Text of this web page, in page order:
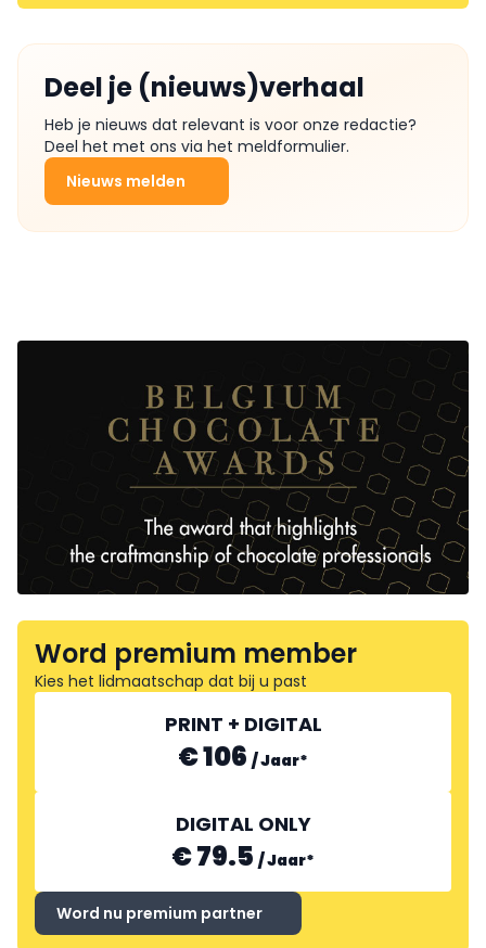
Deel je (nieuws)verhaal
Heb je nieuws dat relevant is voor onze redactie?
Deel het met ons via het meldformulier.
Nieuws melden
Word premium member
Kies het lidmaatschap dat bij u past
PRINT + DIGITAL
€ 106 /Jaar*
DIGITAL ONLY
€ 79.5 /Jaar*
Word nu premium partner